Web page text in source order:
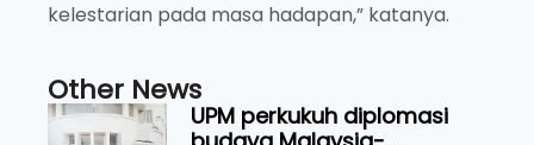
kelestarian pada masa hadapan,” katanya.
Other News
UPM perkukuh diplomasi